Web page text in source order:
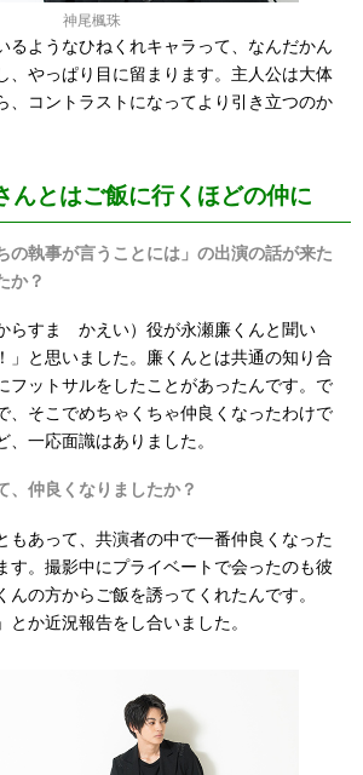
神尾楓珠
るようなひねくれキャラって、なんだかん
、やっぱり目に留まります。主人公は大体
、コントラストになってより引き立つのか
んとはご飯に行くほどの仲に
執事が言うことには」の出演の話が来た
か？
らすま かえい）役が永瀬廉くんと聞い
」と思いました。廉くんとは共通の知り合
フットサルをしたことがあったんです。で
、そこでめちゃくちゃ仲良くなったわけで
、一応面識はありました。
仲良くなりましたか？
もあって、共演者の中で一番仲良くなった
す。撮影中にプライベートで会ったのも彼
んの方からご飯を誘ってくれたんです。
とか近況報告をし合いました。